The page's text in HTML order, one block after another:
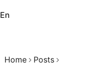
En
Home Posts